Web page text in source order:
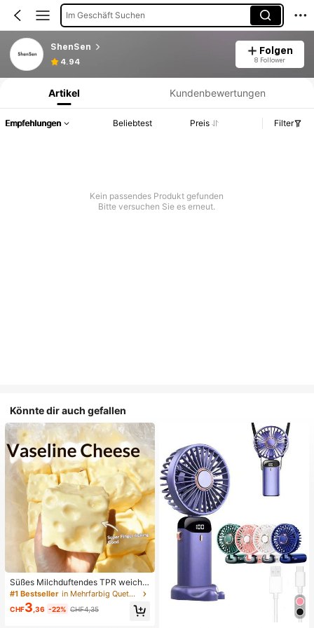
Im Geschäft Suchen
ShenSen
4.94
Folgen
8 Follower
Produktinformation: Preisangabe, Verkaufs- und Lagerbestandsdetails.
Artikel Kundenbewertungen
Empfehlungen Beliebtest Preis Filter
Kein passendes Produkt gefunden
Bitte versuchen Sie es erneut.
Könnte dir auch gefallen
Süßes Milchduftendes TPR weiche
s quetschbares Dumpling-förmiges
Stressabbau-Spielzeug, 5cm niedli
ches lustiges Quetsch-Stressabbau
#1 Bestseller in Mehrfarbig Quetschspielzeug für Teenager
CHF3 ,36 -22% CHF4,35